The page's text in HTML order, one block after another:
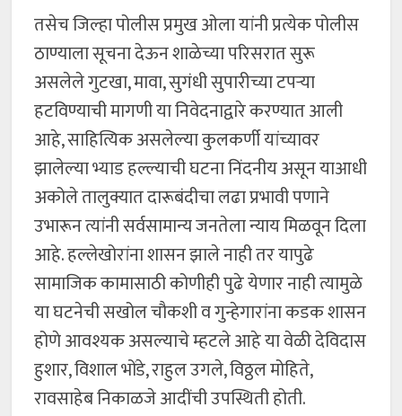
तसेच जिल्हा पोलीस प्रमुख ओला यांनी प्रत्येक पोलीस
ठाण्याला सूचना देऊन शाळेच्या परिसरात सुरू
असलेले गुटखा, मावा, सुगंधी सुपारीच्या टपऱ्या
हटविण्याची मागणी या निवेदनाद्वारे करण्यात आली
आहे, साहित्यिक असलेल्या कुलकर्णी यांच्यावर
झालेल्या भ्याड हल्ल्याची घटना निंदनीय असून याआधी
अकोले तालुक्यात दारूबंदीचा लढा प्रभावी पणाने
उभारून त्यांनी सर्वसामान्य जनतेला न्याय मिळवून दिला
आहे. हल्लेखोरांना शासन झाले नाही तर यापुढे
सामाजिक कामासाठी कोणीही पुढे येणार नाही त्यामुळे
या घटनेची सखोल चौकशी व गुन्हेगारांना कडक शासन
होणे आवश्यक असल्याचे म्हटले आहे या वेळी देविदास
हुशार, विशाल भोंडे, राहुल उगले, विठ्ठल मोहिते,
रावसाहेब निकाळजे आदींची उपस्थिती होती.